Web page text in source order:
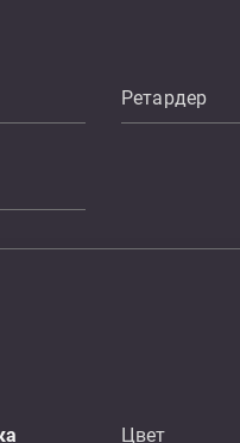
Ретардер
Цвет